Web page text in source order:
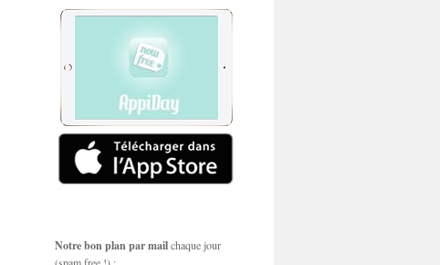
Notre bon plan par mailchaque jour